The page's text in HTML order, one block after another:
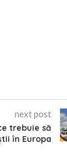
next post
trebuie să
în Europa